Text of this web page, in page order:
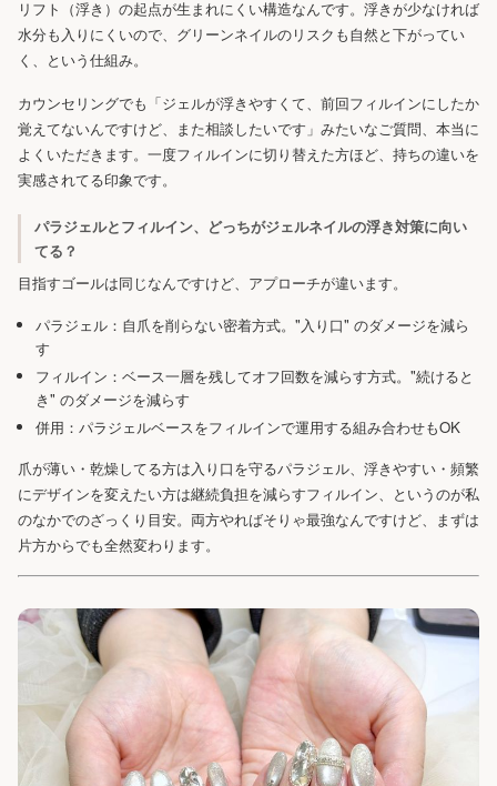
リフト（浮き）の起点が生まれにくい構造なんです。浮きが少なければ
水分も入りにくいので、グリーンネイルのリスクも自然と下がってい
く、という仕組み。
カウンセリングでも「ジェルが浮きやすくて、前回フィルインにしたか
覚えてないんですけど、また相談したいです」みたいなご質問、本当に
よくいただきます。一度フィルインに切り替えた方ほど、持ちの違いを
実感されてる印象です。
パラジェルとフィルイン、どっちがジェルネイルの浮き対策に向い
てる？
目指すゴールは同じなんですけど、アプローチが違います。
パラジェル：自爪を削らない密着方式。"入り口" のダメージを減ら
す
フィルイン：ベース一層を残してオフ回数を減らす方式。"続けると
き" のダメージを減らす
併用：パラジェルベースをフィルインで運用する組み合わせもOK
爪が薄い・乾燥してる方は入り口を守るパラジェル、浮きやすい・頻繁
にデザインを変えたい方は継続負担を減らすフィルイン、というのが私
のなかでのざっくり目安。両方やればそりゃ最強なんですけど、まずは
片方からでも全然変わります。